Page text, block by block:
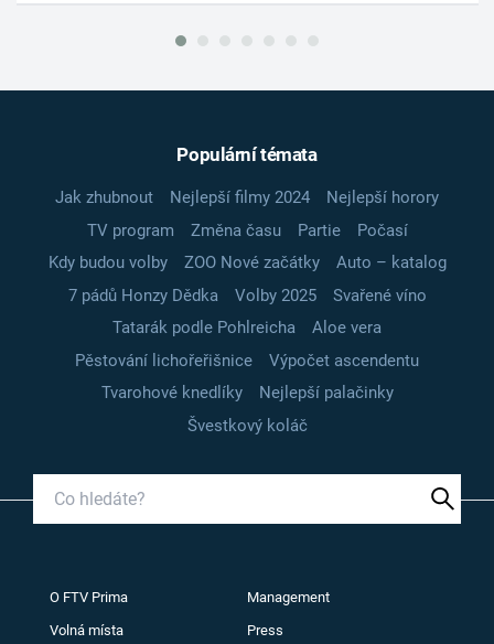
Populární témata
Jak zhubnout Nejlepší filmy 2024
Nejlepší horory
TV program
Změna času Partie
Počasí
Kdy budou volby
ZOO Nové začátky
Auto – katalog
7 pádů Honzy Dědka
Volby 2025
Svařené víno
Tatarák podle Pohlreicha
Aloe vera
Pěstování lichořeřišnice
Výpočet ascendentu
Tvarohové knedlíky
Nejlepší palačinky
Švestkový koláč
O FTV Prima Management
Volná místa Press